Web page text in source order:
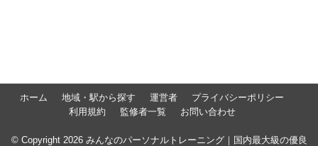
ホーム 地域・駅から探す 運営者
プライバシーポリシー
利用規約
監修者一覧 お問い合わせ
© Copyright 2026 みんなのパーソナルトレーニング｜国内最大級の優良